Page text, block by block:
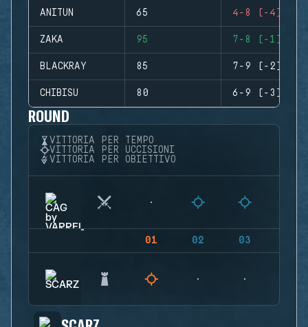
ANITUN 65 4-8 (-4)
ZAKA 95 7-8 (-1)
BLACKRAY 85 7-9 (-2)
CHIBISU 80 6-9 (-3)
ROUND
VITTORIA PER TEMPO
VITTORIA PER UCCISIONI
VITTORIA PER OBIETTIVO
01 02 03